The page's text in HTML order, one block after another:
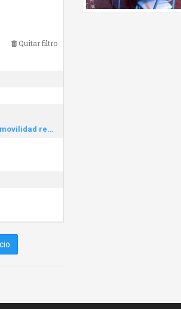
Quitar filtro
Adaptado para personas con movilidad reducida